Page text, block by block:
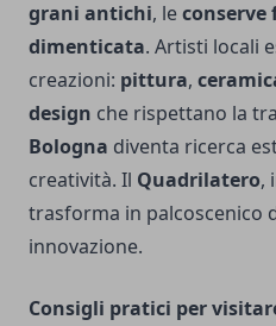
grani antichi, le
dimenticata. Artisti locali
creazioni: pittura,
design che rispettano la
Bologna diventa ricerca
creatività. Il Quadrilatero,
trasforma in palcoscenico
innovazione.
Consigli pratici per